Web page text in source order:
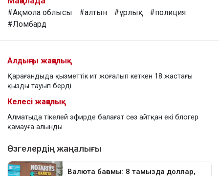
#Ақмола облысы #алтын #ұрлық
#полиция
#Ломбард
Алдыңғы жаңалық
Қарағандыда қызметтік ит жоғалып кеткен 18 жастағы
қызды тауып берді
Келесі жаңалық
Алматыда тікелей эфирде балағат сөз айтқан екі блогер
қамауға алынды